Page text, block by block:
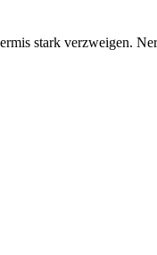
stark verzweigen.